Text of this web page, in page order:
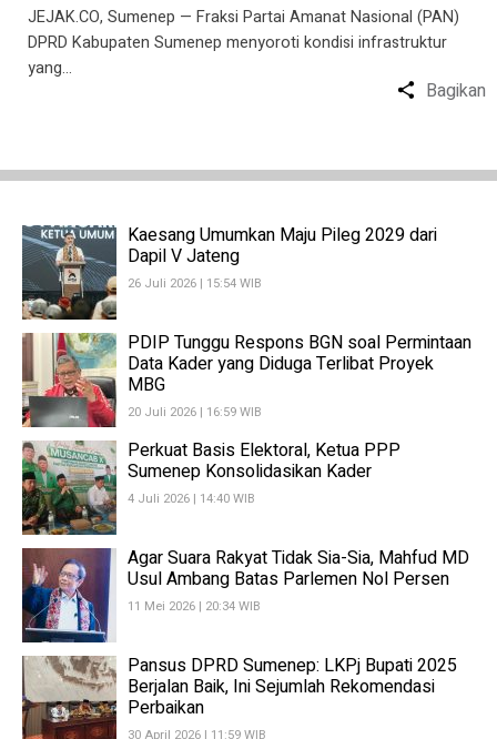
Kaesang Umumkan Maju Pileg 2029 dari
Dapil V Jateng
26 Juli 2026 | 15:54 WIB
PDIP Tunggu Respons BGN soal Permintaan
Data Kader yang Diduga Terlibat Proyek
MBG
20 Juli 2026 | 16:59 WIB
Perkuat Basis Elektoral, Ketua PPP
Sumenep Konsolidasikan Kader
4 Juli 2026 | 14:40 WIB
Agar Suara Rakyat Tidak Sia-Sia, Mahfud MD
Usul Ambang Batas Parlemen Nol Persen
11 Mei 2026 | 20:34 WIB
Pansus DPRD Sumenep: LKPj Bupati 2025
Berjalan Baik, Ini Sejumlah Rekomendasi
Perbaikan
JEJAK.CO, Sumenep — Fraksi Partai Amanat Nasional (PAN)
DPRD Kabupaten Sumenep menyoroti kondisi infrastruktur
yang…
Bagikan